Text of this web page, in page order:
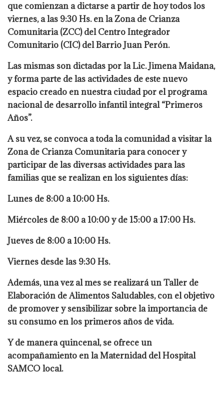
que comienzan a dictarse a partir de hoy todos los
viernes, a las 9:30 Hs. en la Zona de Crianza
Comunitaria (ZCC) del Centro Integrador
Comunitario (CIC) del Barrio Juan Perón.
Las mismas son dictadas por la Lic. Jimena Maidana,
y forma parte de las actividades de este nuevo
espacio creado en nuestra ciudad por el programa
nacional de desarrollo infantil integral “Primeros
Años”.
A su vez, se convoca a toda la comunidad a visitar la
Zona de Crianza Comunitaria para conocer y
participar de las diversas actividades para las
familias que se realizan en los siguientes días:
Lunes de 8:00 a 10:00 Hs.
Miércoles de 8:00 a 10:00 y de 15:00 a 17:00 Hs.
Jueves de 8:00 a 10:00 Hs.
Viernes desde las 9:30 Hs.
Además, una vez al mes se realizará un Taller de
Elaboración de Alimentos Saludables, con el objetivo
de promover y sensibilizar sobre la importancia de
su consumo en los primeros años de vida.
Y de manera quincenal, se ofrece un
acompañamiento en la Maternidad del Hospital
SAMCO local.